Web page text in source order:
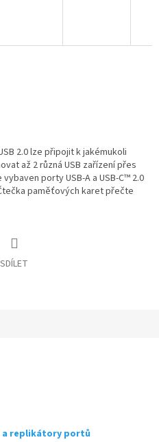
2.0 lze připojit k jakémukoli
až 2 různá USB zařízení přes
porty USB-A a USB-C™ 2.0
paměťových karet přečte
SDÍLET
a replikátory portů